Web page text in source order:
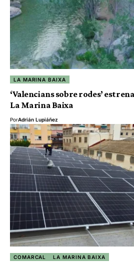
LA MARINA BAIXA
‘Valencians sobre rodes’
La Marina Baixa
PorAdrián Lupiáñez
COMARCAL LA MARINA BAIXA